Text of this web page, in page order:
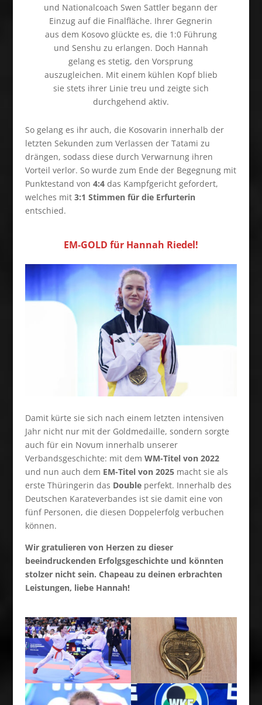
und Nationalcoach Swen Sattler begann der
Einzug auf die Finalfläche. Ihrer Gegnerin
aus dem Kosovo glückte es, die 1:0 Führung
und Senshu zu erlangen. Doch Hannah
gelang es stetig, den Vorsprung
auszugleichen. Mit einem kühlen Kopf blieb
sie stets ihrer Linie treu und zeigte sich
durchgehend aktiv.
So gelang es ihr auch, die Kosovarin innerhalb der
letzten Sekunden zum Verlassen der Tatami zu
drängen, sodass diese durch Verwarnung ihren
Vorteil verlor. So wurde zum Ende der Begegnung mit
Punktestand von 4:4das Kampfgericht gefordert,
welches mit 3:1 Stimmen für die Erfurterin
entschied.
EM-GOLD für Hannah Riedel!
Damit kürte sie sich nach einem letzten intensiven
Jahr nicht nur mit der Goldmedaille, sondern sorgte
auch für ein Novum innerhalb unserer
Verbandsgeschichte: mit dem WM-Titel von 2022
und nun auch dem EM-Titel von 2025macht sie als
erste Thüringerin das Doubleperfekt. Innerhalb des
Deutschen Karateverbandes ist sie damit eine von
fünf Personen, die diesen Doppelerfolg verbuchen
können.
Wir gratulieren von Herzen zu dieser
beeindruckenden Erfolgsgeschichte und könnten
stolzer nicht sein. Chapeau zu deinen erbrachten
Leistungen, liebe Hannah!